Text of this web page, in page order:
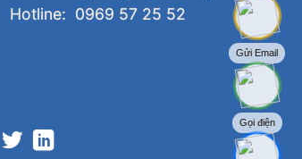
Hotline: 0969 57 25 52
Gửi Email
Gọi điện